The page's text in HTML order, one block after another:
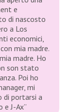
e
di nascosto
a Los
economici,
mia madre.
madre. Ho
son stato
Poi ho
mi
di portarsi a
J-Ax”